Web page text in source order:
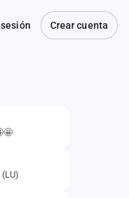
Crear cuenta